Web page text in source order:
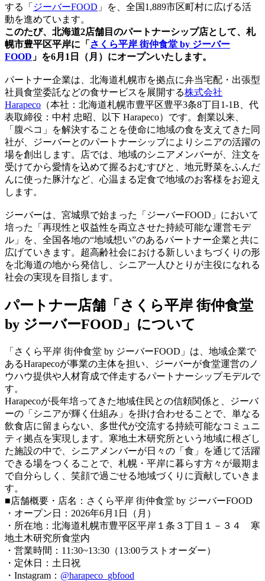
する「 ジーバーFOOD 」を、全国1,889市区町村に広げる活
動を進めています。
このたび、北海道2店舗目のパートナーシップ店として、札
幌市豊平区平岸に「 さくら平岸 街仲食堂 by ジーバー
FOOD 」を6月1日（月）にオープンいたします。
パートナー企業は、北海道札幌市を拠点に弁当宅配・出張型
社員食堂委託などの食サービスを展開する株式会社
Harapeco （本社：北海道札幌市豊平区豊平3条8丁目1-1B、代
表取締役：中村 忠昭、以下 Harapeco）です。創業以来、
「腹ペコ」を解決することを使命に地域の食を支えてきた同
社が、ジーバーとのパートナーシップによりシニアの活躍の
場を創出します。店では、地域のシニアメンバーが、注文を
受けてから愛情を込めて握るおむすびと、地元野菜をふんだ
んに使った豚汁など、心温まる定食で地域のお客様をお迎え
します。
ジーバーは、宮城県で始まった「ジーバーFOOD」において
培った「再現性と収益性を両立させた持続可能な運営モデ
ル」を、全国各地の“地域想い”のあるパートナー企業と共に
広げていきます。超高齢社会における新しいまちづくりの形
を北海道の地から発信し、シニア一人ひとりが主役になれる
社会の実現を目指します。
パートナー店舗「さくら平岸 街仲食堂
by ジーバーFOOD」について
「さくら平岸 街仲食堂 by ジーバーFOOD」は、地域企業で
あるHarapecoが事業の主体を担い、ジーバーが食堂運営のノ
ウハウ提供や人材育成で伴走するパートナーシップモデルで
す。
Harapecoが長年培ってきた地域住民との信頼関係と、ジーバ
ーの「シニアが輝く仕組み」を掛け合わせることで、単なる
飲食店に留まらない、多世代が交流する持続可能なコミュニ
ティ拠点を実現します。寒地土木研究所という地域に根ざし
た施設の中で、シニアメンバーが日々の「食」を通じて活躍
できる場をつくることで、札幌・平岸に暮らす方々が最期ま
で自分らしく、笑顔で過ごせる地域づくりに貢献していきま
す。
■店舗概要・店名：さくら平岸 街仲食堂 by ジーバーFOOD
・オープン日：2026年6月1日（月）
・所在地：北海道札幌市豊平区平岸１条３丁目１－３４ 寒
地土木研究所食堂内
・営業時間：11:30~13:30（13:00ラストオーダー）
・定休日：土日祝
・Instagram： @harapeco_gbfood